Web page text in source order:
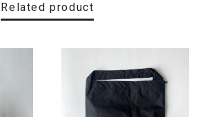
Related product